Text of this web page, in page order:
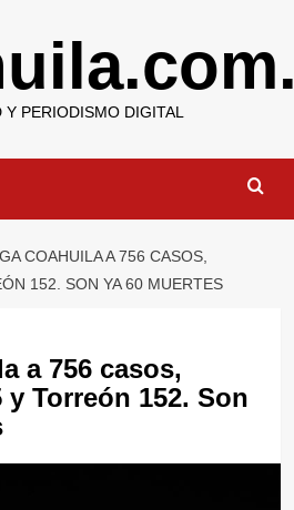
PERIODISMO DIGITAL
COAHUILA A 756 CASOS,
152. SON YA 60 MUERTES
a 756 casos,
y Torreón 152. Son